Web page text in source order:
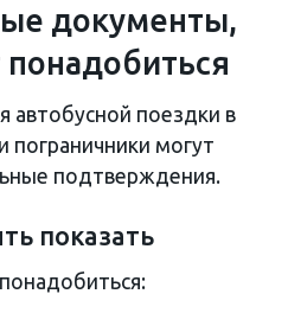
документы,
автобусной поездки в
пограничники могут
подтверждения.
показать